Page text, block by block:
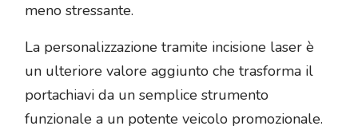
meno stressante.
La personalizzazione tramite incisione laser è
un ulteriore valore aggiunto che trasforma il
portachiavi da un semplice strumento
funzionale a un potente veicolo promozionale.